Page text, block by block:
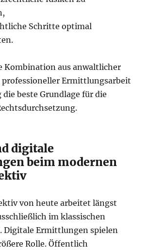
Schritte optimal
Kombination aus anwaltlicher
professioneller Ermittlungsarbeit
beste Grundlage für die
digitale
beim modernen
von heute arbeitet längst
im klassischen
Digitale Ermittlungen spielen
Rolle. Öffentlich